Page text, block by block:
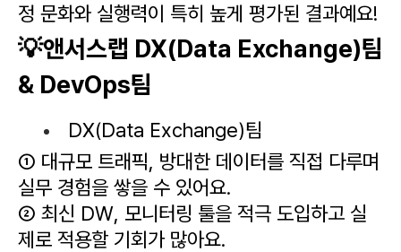
정 문화와 실행력이 특히 높게 평가된 결과예요!
💡앤서스랩 DX(Data Exchange)팀
& DevOps팀
DX(Data Exchange)팀
① 대규모 트래픽, 방대한 데이터를 직접 다루며
실무 경험을 쌓을 수 있어요.
② 최신 DW, 모니터링 툴을 적극 도입하고 실
제로 적용할 기회가 많아요.